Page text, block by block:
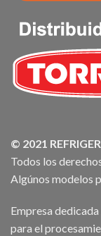
© 2021
Todos los
Algúnos modelos
Empresa
para el